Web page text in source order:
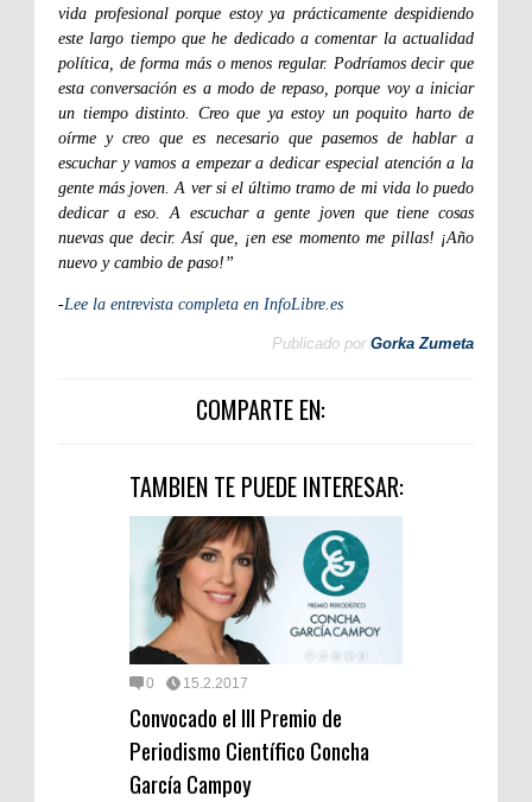
vida profesional porque estoy ya prácticamente despidiendo
este largo tiempo que he dedicado a comentar la actualidad
política, de forma más o menos regular. Podríamos decir que
esta conversación es a modo de repaso, porque voy a iniciar
un tiempo distinto. Creo que ya estoy un poquito harto de
oírme y creo que es necesario que pasemos de hablar a
escuchar y vamos a empezar a dedicar especial atención a la
gente más joven. A ver si el último tramo de mi vida lo puedo
dedicar a eso. A escuchar a gente joven que tiene cosas
nuevas que decir. Así que, ¡en ese momento me pillas! ¡Año
nuevo y cambio de paso!”
-Lee la entrevista completa en InfoLibre.es
Publicado por Gorka Zumeta
COMPARTE EN:
TAMBIEN TE PUEDE INTERESAR:
0 15.2.2017
Convocado el III Premio de
Periodismo Científico Concha
García Campoy